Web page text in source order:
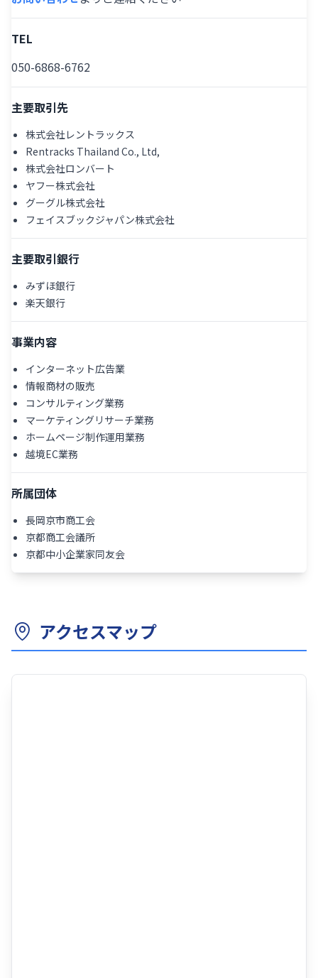
TEL
050-6868-6762
主要取引先
株式会社レントラックス
Rentracks Thailand Co., Ltd,
株式会社ロンバート
ヤフー株式会社
グーグル株式会社
フェイスブックジャパン株式会社
主要取引銀行
みずほ銀行
楽天銀行
事業内容
インターネット広告業
情報商材の販売
コンサルティング業務
マーケティングリサーチ業務
ホームページ制作運用業務
越境EC業務
所属団体
長岡京市商工会
京都商工会議所
京都中小企業家同友会
アクセスマップ